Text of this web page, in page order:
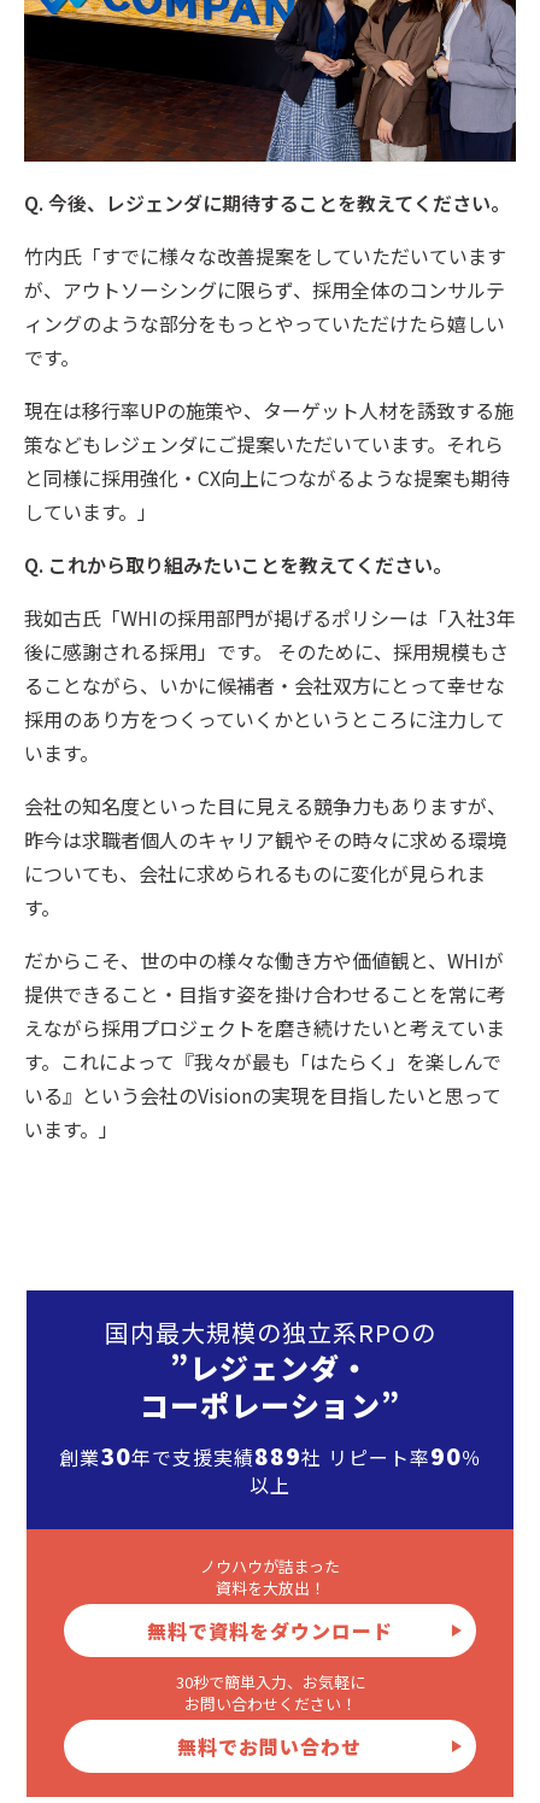
Q. 今後、レジェンダに期待することを教えてください。
竹内氏「すでに様々な改善提案をしていただいています
が、アウトソーシングに限らず、採用全体のコンサルテ
ィングのような部分をもっとやっていただけたら嬉しい
です。
現在は移行率UPの施策や、ターゲット人材を誘致する施
策などもレジェンダにご提案いただいています。それら
と同様に採用強化・CX向上につながるような提案も期待
しています。」
Q. これから取り組みたいことを教えてください。
我如古氏「WHIの採用部門が掲げるポリシーは「入社3年
後に感謝される採用」です。 そのために、採用規模もさ
ることながら、いかに候補者・会社双方にとって幸せな
採用のあり方をつくっていくかというところに注力して
います。
会社の知名度といった目に見える競争力もありますが、
昨今は求職者個人のキャリア観やその時々に求める環境
についても、会社に求められるものに変化が見られま
す。
だからこそ、世の中の様々な働き方や価値観と、WHIが
提供できること・目指す姿を掛け合わせることを常に考
えながら採用プロジェクトを磨き続けたいと考えていま
す。これによって『我々が最も「はたらく」を楽しんで
いる』という会社のVisionの実現を目指したいと思って
います。」
国内最大規模の独立系RPOの
”レジェンダ・
コーポレーション”
創業30年で支援実績889社 リピート率90％
以上
ノウハウが詰まった
資料を大放出！
無料で資料をダウンロード
30秒で簡単入力、お気軽に
お問い合わせください！
無料でお問い合わせ